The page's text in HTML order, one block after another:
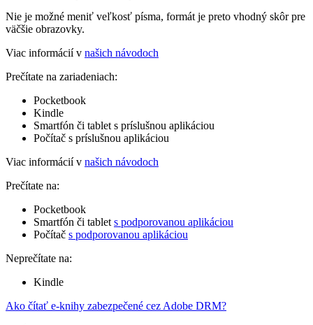
Nie je možné meniť veľkosť písma, formát je preto vhodný skôr pre
väčšie obrazovky.
Viac informácií v našich návodoch
Prečítate na zariadeniach:
Pocketbook
Kindle
Smartfón či tablet s príslušnou aplikáciou
Počítač s príslušnou aplikáciou
Viac informácií v našich návodoch
Prečítate na:
Pocketbook
Smartfón či tablet s podporovanou aplikáciou
Počítač s podporovanou aplikáciou
Neprečítate na:
Kindle
Ako čítať e-knihy zabezpečené cez Adobe DRM?